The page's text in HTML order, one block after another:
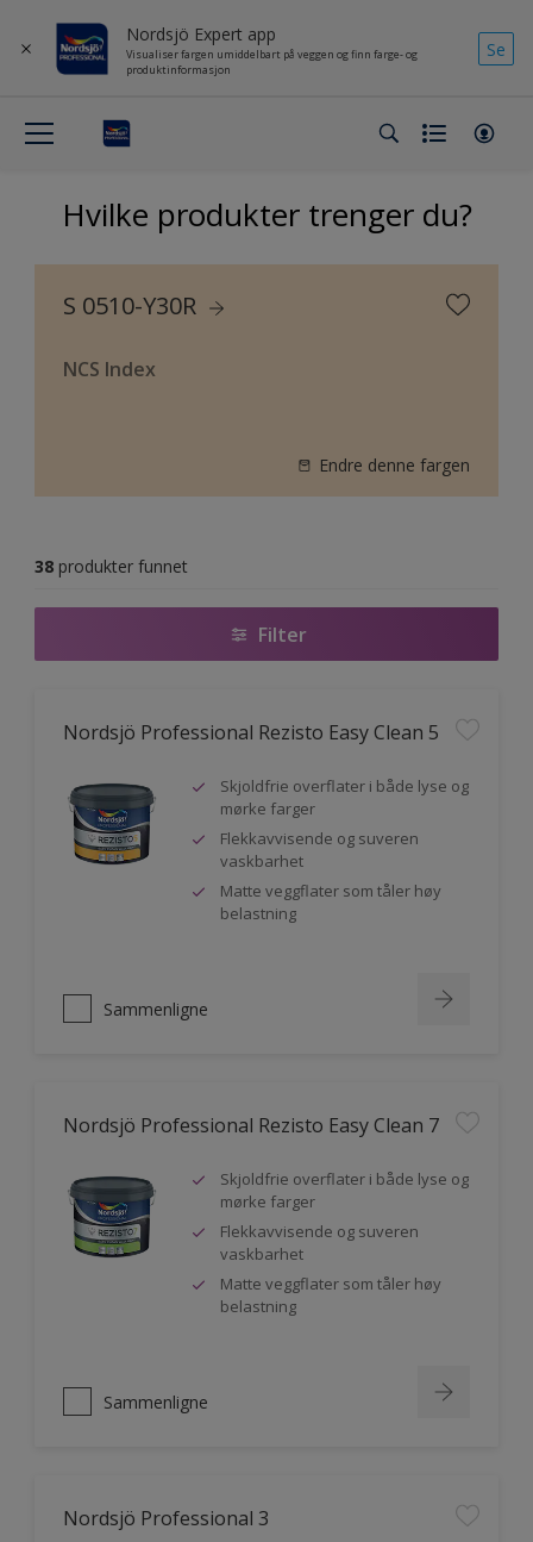
Nordsjö Expert app
Visualiser fargen umiddelbart på veggen og finn farge- og
produktinformasjon
Se
Hvilke produkter trenger du?
S 0510-Y30R
NCS Index
Endre denne fargen
38 produkter funnet
Filter
Nordsjö Professional Rezisto Easy Clean 5
Skjoldfrie overflater i både lyse og
mørke farger
Flekkavvisende og suveren
vaskbarhet
Matte veggflater som tåler høy
belastning
Sammenligne
Nordsjö Professional Rezisto Easy Clean 7
Skjoldfrie overflater i både lyse og
mørke farger
Flekkavvisende og suveren
vaskbarhet
Matte veggflater som tåler høy
belastning
Sammenligne
Nordsjö Professional 3